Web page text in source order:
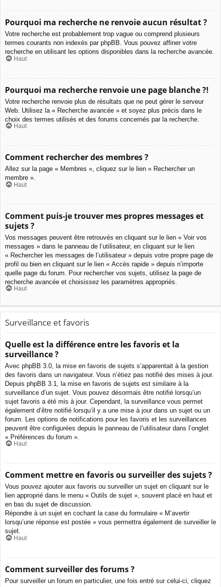
Pourquoi ma recherche ne renvoie aucun résultat ?
Votre recherche est probablement trop vague ou comprend plusieurs
termes courants non indexés par phpBB. Vous pouvez affiner votre
recherche en utilisant les options disponibles dans la recherche avancée.
Haut
Pourquoi ma recherche renvoie une page blanche ?!
Votre recherche renvoie plus de résultats que ne peut gérer le serveur
Web. Utilisez la « Recherche avancée » et soyez plus précis dans le
choix des termes utilisés et des forums concernés par la recherche.
Haut
Comment rechercher des membres ?
Allez sur la page « Membres », cliquez sur le lien « Rechercher un
membre ».
Haut
Comment puis-je trouver mes propres messages et
sujets ?
Vos messages peuvent être retrouvés en cliquant sur le lien « Voir vos
messages » dans le panneau de l’utilisateur, en cliquant sur le lien
« Rechercher les messages de l’utilisateur » depuis votre propre page de
profil ou bien en cliquant sur le lien « Accès rapide » depuis n’importe
quelle page du forum. Pour rechercher vos sujets, utilisez la page de
recherche avancée et choisissez les paramètres appropriés.
Haut
Surveillance et favoris
Quelle est la différence entre les favoris et la
surveillance ?
Avec phpBB 3.0, la mise en favoris de sujets s’apparentait à la gestion
des favoris dans un navigateur. Vous n’étiez pas notifié des mises à jour.
Depuis phpBB 3.1, la mise en favoris de sujets est similaire à la
surveillance d’un sujet. Vous pouvez désormais être notifié lorsqu’un
sujet favoris a été mis à jour. Cependant, la surveillance vous permet
également d’être notifié lorsqu’il y a une mise à jour dans un sujet ou un
forum. Les options de notifications pour les favoris et les surveillances
peuvent être configurées depuis le panneau de l’utilisateur dans l’onglet
« Préférences du forum ».
Haut
Comment mettre en favoris ou surveiller des sujets ?
Vous pouvez ajouter aux favoris ou surveiller un sujet en cliquant sur le
lien approprié dans le menu « Outils de sujet », souvent placé en haut et
en bas du sujet de discussion.
Répondre à un sujet en cochant la case du formulaire « M’avertir
lorsqu’une réponse est postée » vous permettra également de surveiller le
sujet.
Haut
Comment surveiller des forums ?
Pour surveiller un forum en particulier, une fois entré sur celui-ci, cliquez